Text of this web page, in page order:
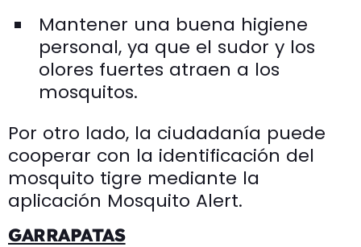
Mantener una buena higiene
personal, ya que el sudor y los
olores fuertes atraen a los
mosquitos.
Por otro lado, la ciudadanía puede
cooperar con la identificación del
mosquito tigre mediante la
aplicación Mosquito Alert.
GARRAPATAS